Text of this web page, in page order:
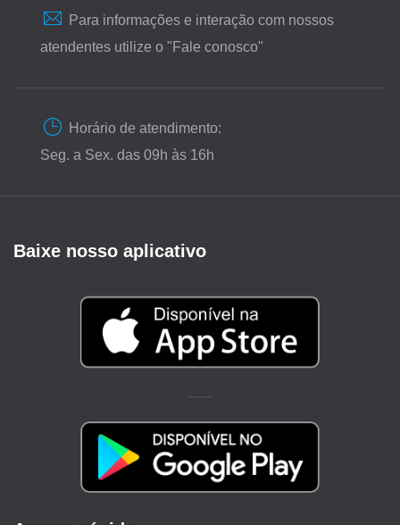
Para informações e interação com nossos
atendentes utilize o "Fale conosco"
Horário de atendimento:
Seg. a Sex. das 09h às 16h
Baixe nosso aplicativo